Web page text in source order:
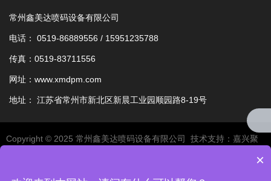
常州鑫美达喷码设备有限公司
电话： 0519-86889556 / 15951235788
传真：0519-83711556
网址：www.xmdpm.com
地址： 江苏省常州市新北区新晨工业园顺园路8-19号
Copyright © 2025 常州鑫美达喷码设备有限公司 技术支持： 嘉兴聚
互联网危险物品信息发布管理规
×